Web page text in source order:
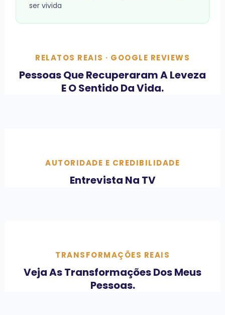
ser vivida
RELATOS REAIS · GOOGLE REVIEWS
Pessoas Que Recuperaram A Leveza
E O Sentido Da Vida.
AUTORIDADE E CREDIBILIDADE
Entrevista Na TV
TRANSFORMAÇÕES REAIS
Veja As Transformações Dos Meus
Pessoas.